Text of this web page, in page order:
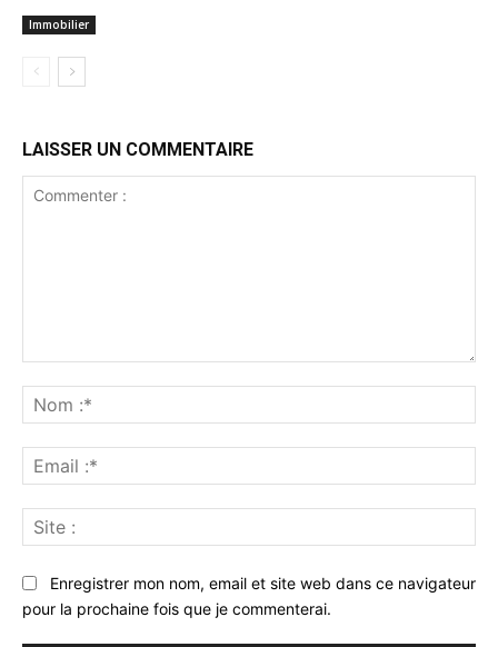
Immobilier
LAISSER UN COMMENTAIRE
:*
:*
:
Enregistrer mon nom, email et site web dans ce navigateur
pour la prochaine fois que je commenterai.